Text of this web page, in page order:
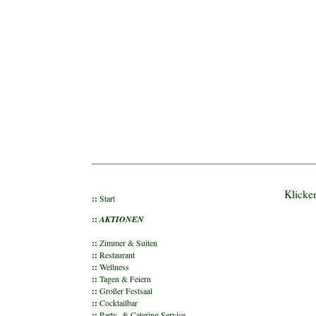
:: Start
::AKTIONEN
:: Zimmer & Suiten
:: Restaurant
:: Wellness
:: Tagen & Feiern
:: Großer Festsaal
:: Cocktailbar